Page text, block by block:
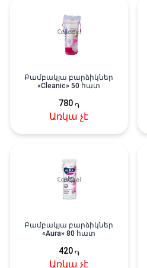
Բամբակյա բարձիկներ
«Cleanic» 50 հատ
780 ֏
Առկա չէ
Բամբակյա բարձիկներ
«Aura» 80 հատ
420 ֏
Առկա չէ